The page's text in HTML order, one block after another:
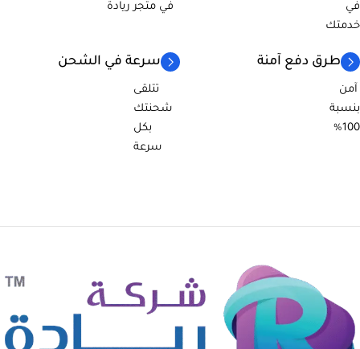
في
خدمتك
في متجر ريادة
طرق دفع آمنة
آمن
بنسبة
100%
سرعة في الشحن
تتلقى
شحنتك
بكل
سرعة